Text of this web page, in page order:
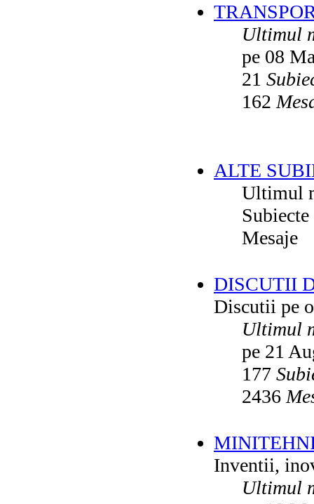
Ultimul
pe 08
21
162
ALTE
Ultimul
Subiecte
Mesaje
DISCUTII
Discutii pe
Ultimul
pe 21
177
2436
Inventii,
Ultimul